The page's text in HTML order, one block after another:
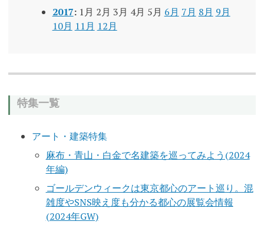
2017: 1月 2月 3月 4月 5月 6月 7月 8月 9月
10月 11月 12月
特集一覧
アート・建築特集
麻布・青山・白金で名建築を巡ってみよう(2024
年編)
ゴールデンウィークは東京都心のアート巡り。混
雑度やSNS映え度も分かる都心の展覧会情報
(2024年GW)